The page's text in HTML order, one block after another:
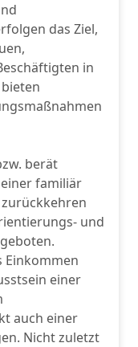
das Ziel,
in
berät
familiär
und
Einkommen
einer
auch einer
Nicht zuletzt